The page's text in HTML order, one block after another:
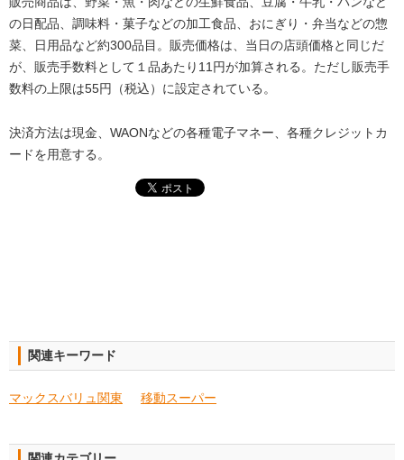
の日配品、調味料・菓子などの加工食品、おにぎり・弁当などの惣
菜、日用品など約300品目。販売価格は、当日の店頭価格と同じだ
が、販売手数料として１品あたり11円が加算される。ただし販売手
数料の上限は55円（税込）に設定されている。
決済方法は現金、WAONなどの各種電子マネー、各種クレジットカ
ードを用意する。
関連キーワード
マックスバリュ関東 移動スーパー